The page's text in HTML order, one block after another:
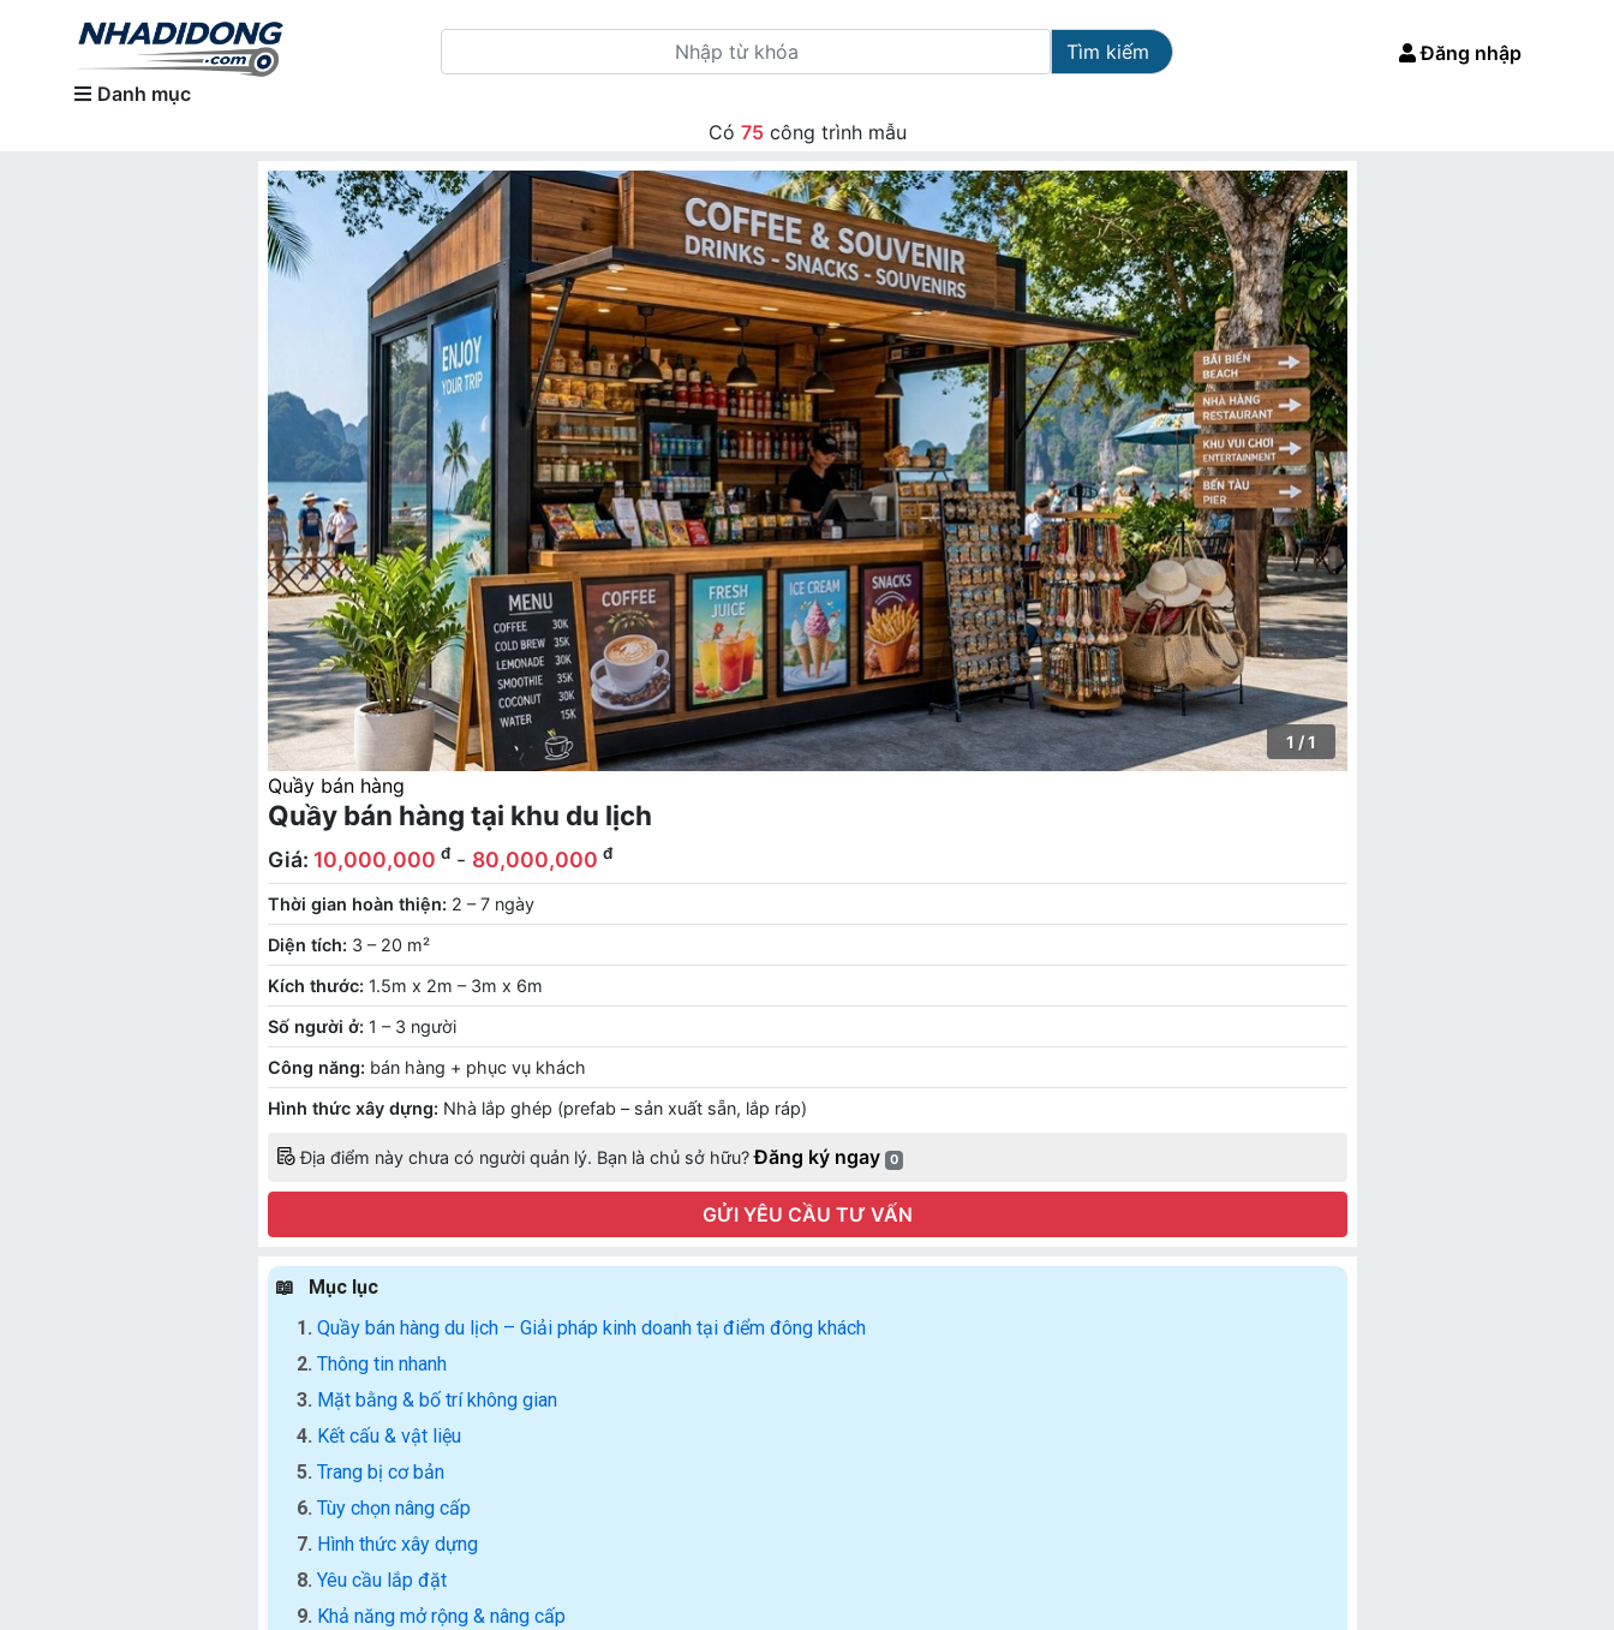
Danh mục
Tìm kiếm Đăng nhập
Có 75công trình mẫu
1 / 1
Quầy bán hàng
Quầy bán hàng tại khu du lịch
Giá: 10,000,000 đ - 80,000,000 đ
Thời gian hoàn thiện: 2 – 7 ngày
Diện tích: 3 – 20 m²
Kích thước: 1.5m x 2m – 3m x 6m
Số người ở: 1 – 3 người
Công năng: bán hàng + phục vụ khách
Hình thức xây dựng: Nhà lắp ghép (prefab – sản xuất sẵn, lắp ráp)
Địa điểm này chưa có người quản lý. Bạn là chủ sở hữu?Đăng ký ngay 0
GỬI YÊU CẦU TƯ VẤN
Mục lục
Quầy bán hàng du lịch – Giải pháp kinh doanh tại điểm đông khách
Thông tin nhanh
Mặt bằng & bố trí không gian
Kết cấu & vật liệu
Trang bị cơ bản
Tùy chọn nâng cấp
Hình thức xây dựng
Yêu cầu lắp đặt
Khả năng mở rộng & nâng cấp